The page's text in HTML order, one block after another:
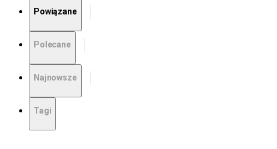
Powiązane
Polecane
Najnowsze
Tagi